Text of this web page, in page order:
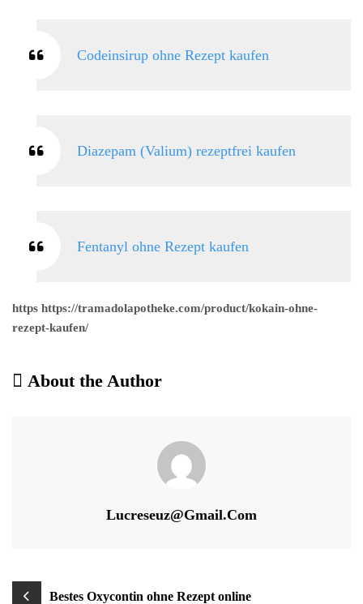
Codeinsirup ohne Rezept kaufen
Diazepam (Valium) rezeptfrei kaufen
Fentanyl ohne Rezept kaufen
https https://tramadolapotheke.com/product/kokain-ohne-
rezept-kaufen/
About the Author
Lucreseuz@gmail.com
Beitragsnavigation
Bestes Oxycontin ohne Rezept online